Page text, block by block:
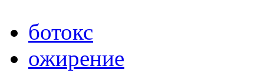
ботокс
ожирение